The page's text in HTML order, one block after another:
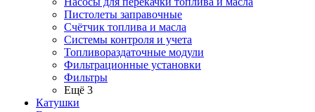
Пистолеты заправочные
Счётчик топлива и масла
Системы контроля и учета
Топливораздаточные модули
Фильтрационные установки
Фильтры
Ещё 3
Катушки